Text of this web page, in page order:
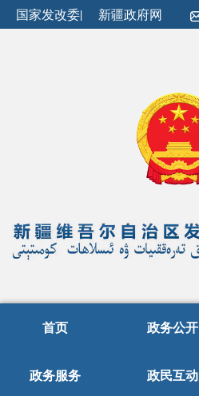
国家发改委| 新疆政府网
首页 政务公开
政务服务 政民互动